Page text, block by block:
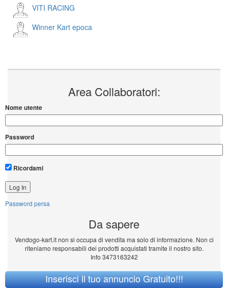
VITI RACING
Winner Kart epoca
Area Collaboratori:
Nome utente
Password
Ricordami
Password persa
Da sapere
Vendogo-kart.it non si occupa di vendita ma solo di informazione. Non ci
riteniamo responsabili dei prodotti acquistati tramite il nostro sito.
Info 3473163242
Inserisci il tuo annuncio Gratuito!!!